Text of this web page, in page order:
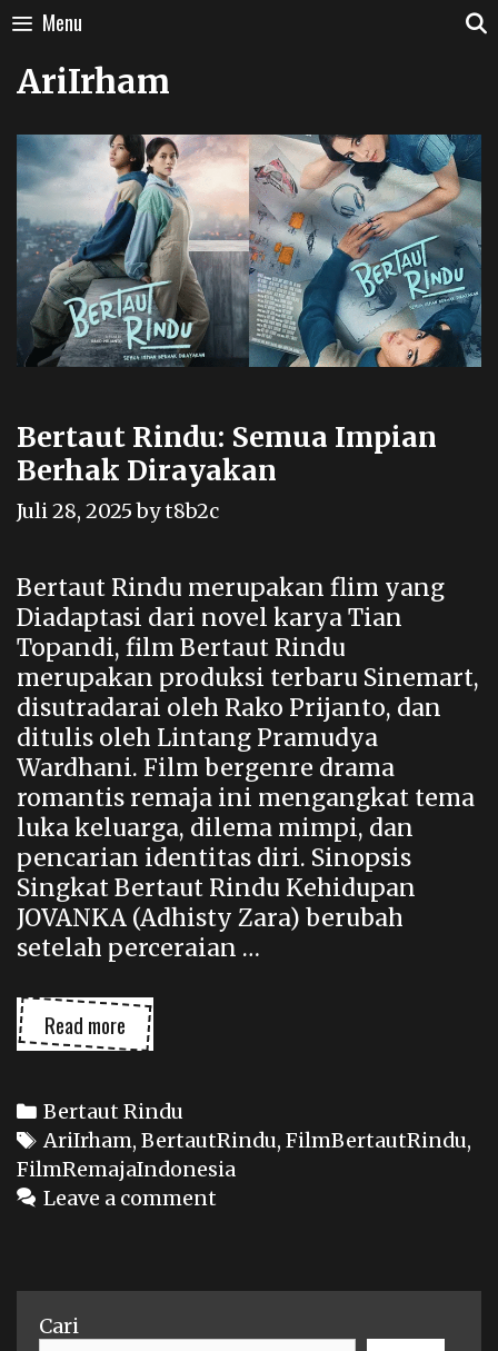
Skip
content
Menu
AriIrham
Bertaut Rindu: Semua Impian
Berhak Dirayakan
Juli 28, 2025 byt8b2c
Bertaut Rindu merupakan flim yang
Diadaptasi dari novel karya Tian
Topandi, film Bertaut Rindu
merupakan produksi terbaru Sinemart,
disutradarai oleh Rako Prijanto, dan
ditulis oleh Lintang Pramudya
Wardhani. Film bergenre drama
romantis remaja ini mengangkat tema
luka keluarga, dilema mimpi, dan
pencarian identitas diri. Sinopsis
Singkat Bertaut Rindu Kehidupan
JOVANKA (Adhisty Zara) berubah
setelah perceraian …
Read more Bertaut
Rindu:
Impian
Berhak
Dirayakan
Categories
Bertaut Rindu
Tags
AriIrham, BertautRindu, FilmBertautRindu,
FilmRemajaIndonesia
Leave a comment
Cari